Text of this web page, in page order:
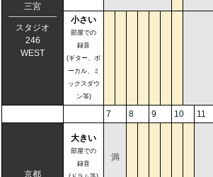
三宮
スタジオ
246
WEST
小さい
部屋での
録音
(ギター、ボ
ーカル、ミ
ックスダウ
ン等)
7 8 9 10 11
京都
大きい
部屋での
録音
満